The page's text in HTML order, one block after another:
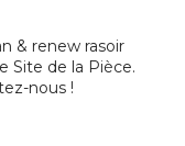
& renew rasoir
Site de la Pièce.
nous !